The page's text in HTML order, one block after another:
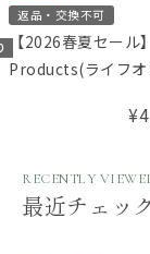
返品・交換不可
【2026春夏セール
Products(ライフオ
パクトネックファン
¥
RECENTLY
最近チェッ